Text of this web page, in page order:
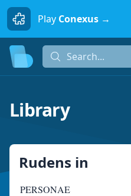
Play Conexus →
Search...
Library
Rudens in
PERSONAE